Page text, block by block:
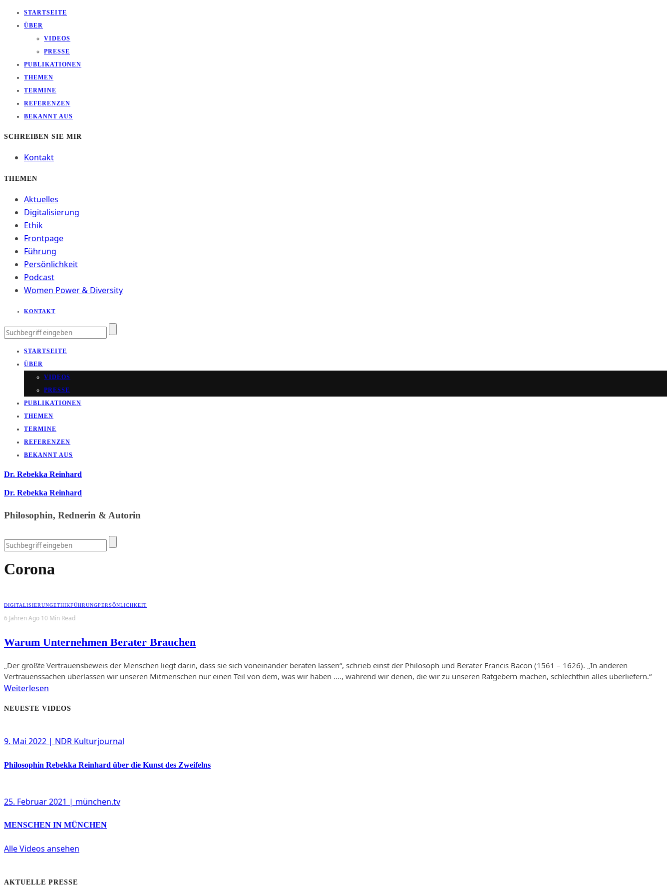
STARTSEITE
ÜBER
VIDEOS
PRESSE
PUBLIKATIONEN
THEMEN
TERMINE
REFERENZEN
BEKANNT AUS
SCHREIBEN SIE MIR
Kontakt
THEMEN
Aktuelles
Digitalisierung
Ethik
Frontpage
Führung
Persönlichkeit
Podcast
Women Power & Diversity
KONTAKT
STARTSEITE
ÜBER
VIDEOS
PRESSE
PUBLIKATIONEN
THEMEN
TERMINE
REFERENZEN
BEKANNT AUS
Dr. Rebekka Reinhard
Dr. Rebekka Reinhard
Philosophin, Rednerin & Autorin
Corona
DIGITALISIERUNGETHIKFÜHRUNGPERSÖNLICHKEIT
6 Jahren Ago 10 Min Read
Warum Unternehmen Berater Brauchen
„Der größte Vertrauensbeweis der Menschen liegt darin, dass sie sich voneinander beraten lassen“, schrieb einst der Philosoph und Berater Francis Bacon (1561 – 1626). „In anderen
Vertrauenssachen überlassen wir unseren Mitmenschen nur einen Teil von dem, was wir haben ...., während wir denen, die wir zu unseren Ratgebern machen, schlechthin alles überliefern.“
Weiterlesen
NEUESTE VIDEOS
9. Mai 2022 | NDR Kulturjournal
Philosophin Rebekka Reinhard über die Kunst des Zweifelns
25. Februar 2021 | münchen.tv
MENSCHEN IN MÜNCHEN
Alle Videos ansehen
AKTUELLE PRESSE